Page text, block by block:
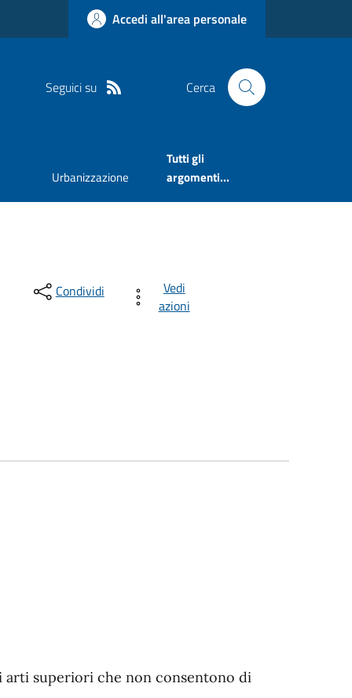
Accedi all'area personale
Seguici su Cerca
Urbanizzazione
Tutti gli
argomenti...
Condividi
Vedi
azioni
arti superiori che non consentono di